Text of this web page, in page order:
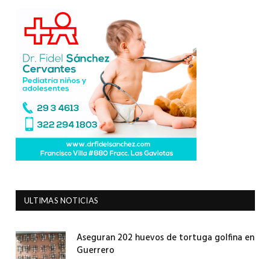
ULTIMAS NOTICIAS
Aseguran 202 huevos de tortuga golfina en
Guerrero